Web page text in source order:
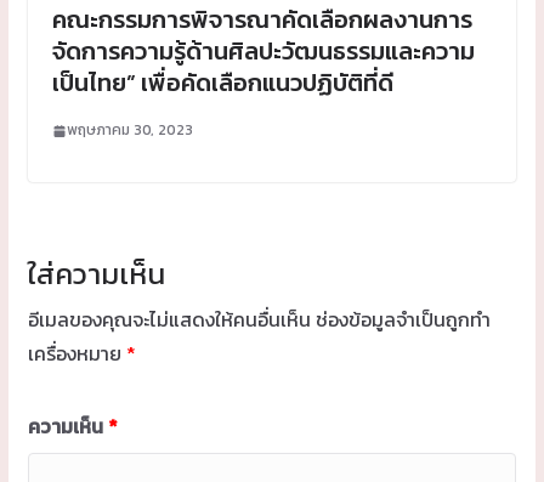
คณะกรรมการพิจารณาคัดเลือกผลงานการ
จัดการความรู้ด้านศิลปะวัฒนธรรมและความ
เป็นไทย” เพื่อคัดเลือกแนวปฏิบัติที่ดี
พฤษภาคม 30, 2023
ใส่ความเห็น
อีเมลของคุณจะไม่แสดงให้คนอื่นเห็น ช่องข้อมูลจำเป็นถูกทำ
เครื่องหมาย *
ความเห็น *